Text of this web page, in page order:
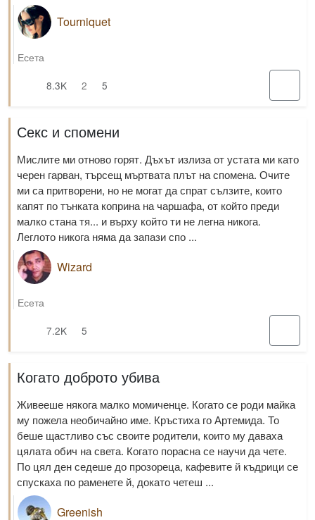
Tourniquet
Есета
8.3K
2 5
Секс и спомени
Мислите ми отново горят. Дъхът излиза от устата ми като
черен гарван, търсещ мъртвата плът на спомена. Очите
ми са притворени, но не могат да спрат сълзите, които
капят по тънката коприна на чаршафа, от който преди
малко стана тя... и върху който ти не легна никога.
Леглото никога няма да запази спо ...
Wizard
Есета
7.2K
5
Когато доброто убива
Живееше някога малко момиченце. Когато се роди майка
му пожела необичайно име. Кръстиха го Артемида. То
беше щастливо със своите родители, които му даваха
цялата обич на света. Когато порасна се научи да чете.
По цял ден седеше до прозореца, кафевите й къдрици се
спускаха по раменете й, докато четеш ...
Greenish